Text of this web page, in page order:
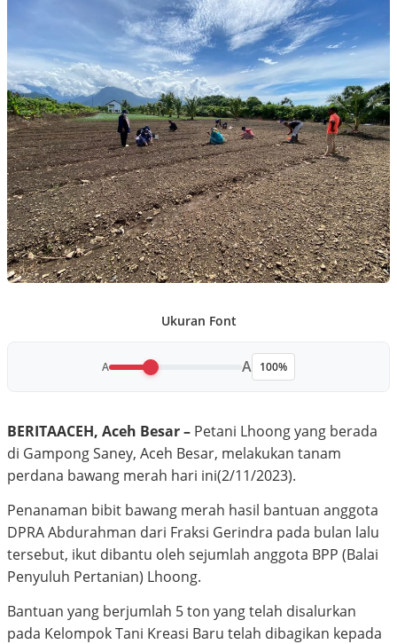
Ukuran Font
A A 100%
BERITAACEH, Aceh Besar – Petani Lhoong yang berada
di Gampong Saney, Aceh Besar, melakukan tanam
perdana bawang merah hari ini(2/11/2023).
Penanaman bibit bawang merah hasil bantuan anggota
DPRA Abdurahman dari Fraksi Gerindra pada bulan lalu
tersebut, ikut dibantu oleh sejumlah anggota BPP (Balai
Penyuluh Pertanian) Lhoong.
Bantuan yang berjumlah 5 ton yang telah disalurkan
pada Kelompok Tani Kreasi Baru telah dibagikan kepada